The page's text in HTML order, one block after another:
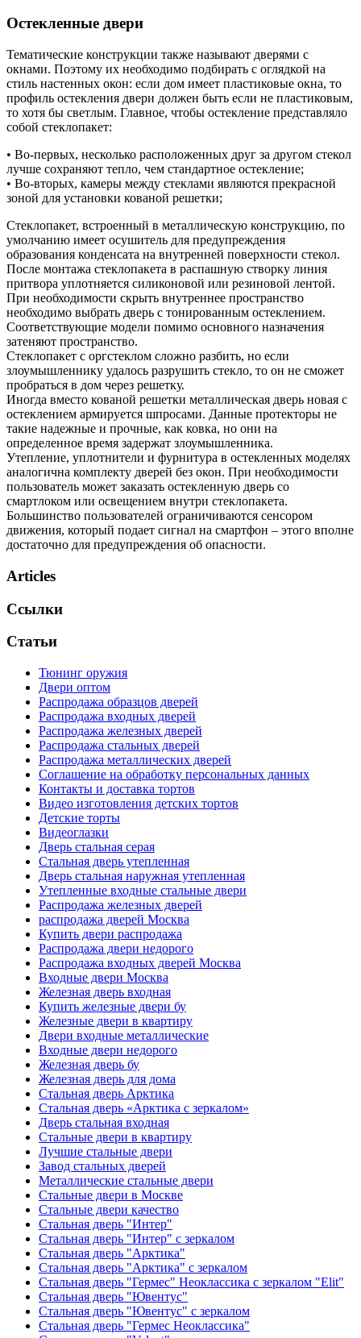
Остекленные двери
Тематические конструкции также называют дверями с
окнами. Поэтому их необходимо подбирать с оглядкой на
стиль настенных окон: если дом имеет пластиковые окна, то
профиль остекления двери должен быть если не пластиковым,
то хотя бы светлым. Главное, чтобы остекление представляло
собой стеклопакет:
• Во-первых, несколько расположенных друг за другом стекол
лучше сохраняют тепло, чем стандартное остекление;
• Во-вторых, камеры между стеклами являются прекрасной
зоной для установки кованой решетки;
Стеклопакет, встроенный в металлическую конструкцию, по
умолчанию имеет осушитель для предупреждения
образования конденсата на внутренней поверхности стекол.
После монтажа стеклопакета в распашную створку линия
притвора уплотняется силиконовой или резиновой лентой.
При необходимости скрыть внутреннее пространство
необходимо выбрать дверь с тонированным остеклением.
Соответствующие модели помимо основного назначения
затеняют пространство.
Стеклопакет с оргстеклом сложно разбить, но если
злоумышленнику удалось разрушить стекло, то он не сможет
пробраться в дом через решетку.
Иногда вместо кованой решетки металлическая дверь новая с
остеклением армируется шпросами. Данные протекторы не
такие надежные и прочные, как ковка, но они на
определенное время задержат злоумышленника.
Утепление, уплотнители и фурнитура в остекленных моделях
аналогична комплекту дверей без окон. При необходимости
пользователь может заказать остекленную дверь со
смартлоком или освещением внутри стеклопакета.
Большинство пользователей ограничиваются сенсором
движения, который подает сигнал на смартфон – этого вполне
достаточно для предупреждения об опасности.
Articles
Ссылки
Статьи
Тюнинг оружия
Двери оптом
Распродажа образцов дверей
Распродажа входных дверей
Распродажа железных дверей
Распродажа стальных дверей
Распродажа металлических дверей
Соглашение на обработку персональных данных
Контакты и доставка тортов
Видео изготовления детских тортов
Детские торты
Видеоглазки
Дверь стальная серая
Стальная дверь утепленная
Дверь стальная наружная утепленная
Утепленные входные стальные двери
Распродажа железных дверей
распродажа дверей Москва
Купить двери распродажа
Распродажа двери недорого
Распродажа входных дверей Москва
Входные двери Москва
Железная дверь входная
Купить железные двери бу
Железные двери в квартиру
Двери входные металлические
Входные двери недорого
Железная дверь бу
Железная дверь для дома
Стальная дверь Арктика
Стальная дверь «Арктика с зеркалом»
Дверь стальная входная
Стальные двери в квартиру
Лучшие стальные двери
Завод стальных дверей
Металлические стальные двери
Стальные двери в Москве
Стальные двери качество
Стальная дверь "Интер"
Стальная дверь "Интер" с зеркалом
Стальная дверь "Арктика"
Стальная дверь "Арктика" с зеркалом
Стальная дверь "Гермес" Неоклассика с зеркалом "Elit"
Стальная дверь "Ювентус"
Стальная дверь "Ювентус" с зеркалом
Стальная дверь "Гермес Неоклассика"